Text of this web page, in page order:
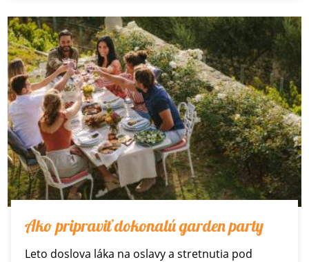
Ako pripraviť dokonalú garden party
Leto doslova láka na oslavy a stretnutia pod